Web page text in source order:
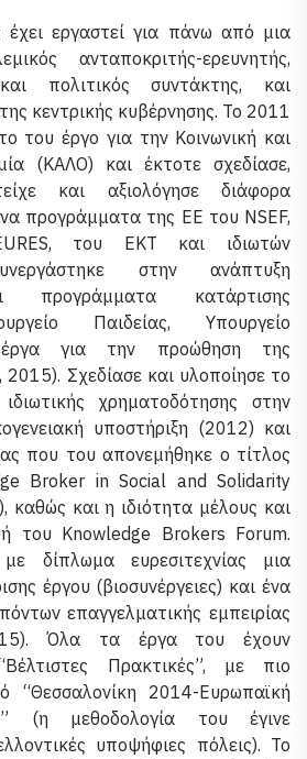
εργαστεί για πάνω από μια
ανταποκριτής-ερευνητής,
και πολιτικός συντάκτης, και
κεντρικής κυβέρνησης. Το 2011
του έργο για την Κοινωνική και
(ΚΑΛΟ) και έκτοτε σχεδίασε,
και αξιολόγησε διάφορα
προγράμματα της ΕΕ του NSEF,
του ΕΚΤ και ιδιωτών
στην ανάπτυξη
προγράμματα κατάρτισης
Παιδείας, Υπουργείο
έργα για την προώθηση της
Σχεδίασε και υλοποίησε το
χρηματοδότησης στην
υποστήριξη (2012) και
που του απονεμήθηκε ο τίτλος
Broker in Social and Solidarity
καθώς και η ιδιότητα μέλους και
του Knowledge Brokers Forum.
δίπλωμα ευρεσιτεχνίας μια
έργου (βιοσυνέργειες) και ένα
επαγγελματικής εμπειρίας
Όλα τα έργα του έχουν
Πρακτικές”, με πιο
“Θεσσαλονίκη 2014-Ευρωπαϊκή
(η μεθοδολογία του έγινε
υποψήφιες πόλεις). Το